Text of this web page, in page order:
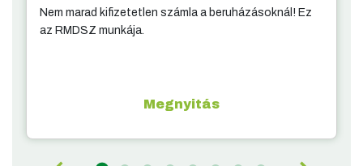
Nem marad kifizetetlen számla a beruházásoknál! Ez
az RMDSZ munkája.
Megnyitás